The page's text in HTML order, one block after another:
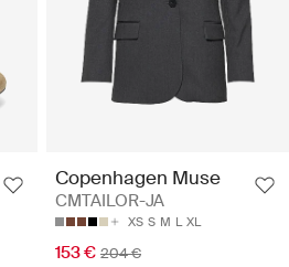
Copenhagen Muse
CMTAILOR-JA
XS S M L XL
153 € 204 €